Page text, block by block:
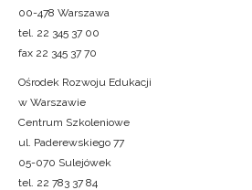
00-478 Warszawa
tel. 22 345 37 00
fax 22 345 37 70
Ośrodek Rozwoju Edukacji
w Warszawie
Centrum Szkoleniowe
ul. Paderewskiego 77
05-070 Sulejówek
tel. 22 783 37 84